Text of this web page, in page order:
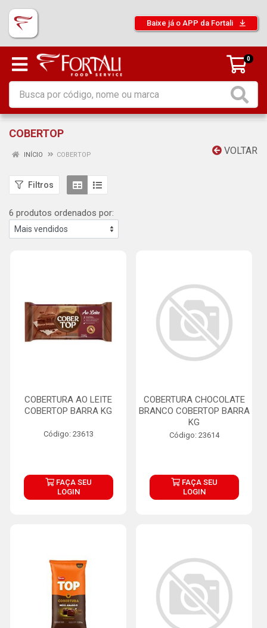
Baixe já o APP da Fortali
0
COBERTOP
VOLTAR
INÍCIO COBERTOP
Filtros
6 produtos ordenados por:
COBERTURA AO LEITE
COBERTOP BARRA KG
Código: 23613
FAÇA SEU
LOGIN
COBERTURA CHOCOLATE
BRANCO COBERTOP BARRA
KG
Código: 23614
FAÇA SEU
LOGIN